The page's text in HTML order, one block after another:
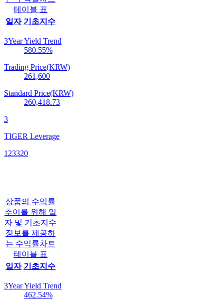
테이블 표
일자 기초지수
3Year Yield Trend
580.55%
Trading Price(KRW)
261,600
Standard Price(KRW)
260,418.73
3
TIGER Leverage
123320
상품의 수익률
추이를 위해 일
자 및 기초지수
정보를 제공하
는 수익률차트
테이블 표
일자 기초지수
3Year Yield Trend
462.54%